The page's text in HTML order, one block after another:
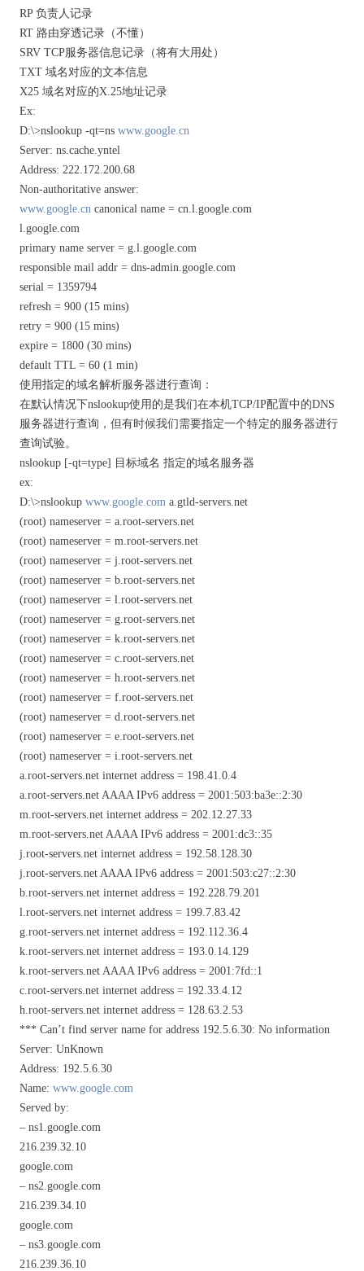
RP 负责人记录
RT 路由穿透记录（不懂）
SRV TCP服务器信息记录（将有大用处）
TXT 域名对应的文本信息
X25 域名对应的X.25地址记录
Ex:
D:\>nslookup -qt=ns www.google.cn
Server: ns.cache.yntel
Address: 222.172.200.68
Non-authoritative answer:
www.google.cn canonical name = cn.l.google.com
l.google.com
primary name server = g.l.google.com
responsible mail addr = dns-admin.google.com
serial = 1359794
refresh = 900 (15 mins)
retry = 900 (15 mins)
expire = 1800 (30 mins)
default TTL = 60 (1 min)
使用指定的域名解析服务器进行查询：
在默认情况下nslookup使用的是我们在本机TCP/IP配置中的DNS
服务器进行查询，但有时候我们需要指定一个特定的服务器进行
查询试验。
nslookup [-qt=type] 目标域名 指定的域名服务器
ex:
D:\>nslookup www.google.com a.gtld-servers.net
(root) nameserver = a.root-servers.net
(root) nameserver = m.root-servers.net
(root) nameserver = j.root-servers.net
(root) nameserver = b.root-servers.net
(root) nameserver = l.root-servers.net
(root) nameserver = g.root-servers.net
(root) nameserver = k.root-servers.net
(root) nameserver = c.root-servers.net
(root) nameserver = h.root-servers.net
(root) nameserver = f.root-servers.net
(root) nameserver = d.root-servers.net
(root) nameserver = e.root-servers.net
(root) nameserver = i.root-servers.net
a.root-servers.net internet address = 198.41.0.4
a.root-servers.net AAAA IPv6 address = 2001:503:ba3e::2:30
m.root-servers.net internet address = 202.12.27.33
m.root-servers.net AAAA IPv6 address = 2001:dc3::35
j.root-servers.net internet address = 192.58.128.30
j.root-servers.net AAAA IPv6 address = 2001:503:c27::2:30
b.root-servers.net internet address = 192.228.79.201
l.root-servers.net internet address = 199.7.83.42
g.root-servers.net internet address = 192.112.36.4
k.root-servers.net internet address = 193.0.14.129
k.root-servers.net AAAA IPv6 address = 2001:7fd::1
c.root-servers.net internet address = 192.33.4.12
h.root-servers.net internet address = 128.63.2.53
*** Can’t find server name for address 192.5.6.30: No information
Server: UnKnown
Address: 192.5.6.30
Name: www.google.com
Served by:
– ns1.google.com
216.239.32.10
google.com
– ns2.google.com
216.239.34.10
google.com
– ns3.google.com
216.239.36.10